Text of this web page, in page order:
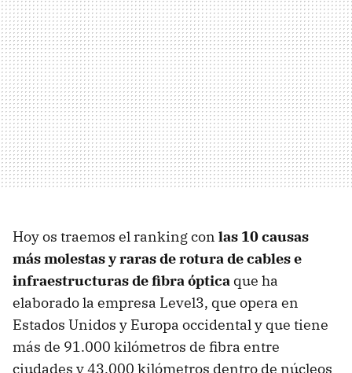
Hoy os traemos el ranking con las 10 causas
más molestas y raras de rotura de cables e
infraestructuras de fibra óptica que ha
elaborado la empresa Level3, que opera en
Estados Unidos y Europa occidental y que tiene
más de 91.000 kilómetros de fibra entre
ciudades y 43.000 kilómetros dentro de núcleos